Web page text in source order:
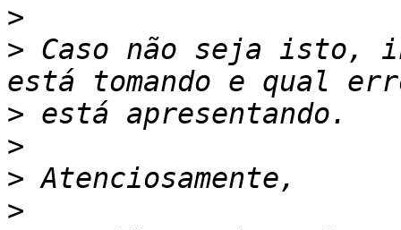
>
> Caso não seja isto,
>
>
>
>